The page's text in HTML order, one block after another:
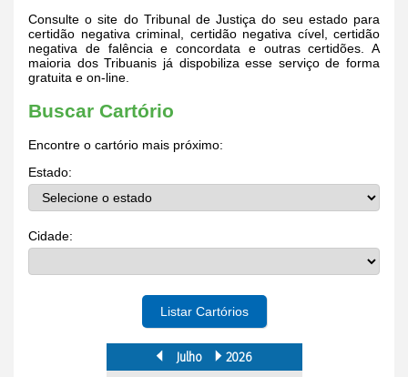
Consulte o site do Tribunal de Justiça do seu estado para
certidão negativa criminal, certidão negativa cível, certidão
negativa de falência e concordata e outras certidões. A
maioria dos Tribuanis já dispobiliza esse serviço de forma
gratuita e on-line.
Buscar Cartório
Encontre o cartório mais próximo:
Estado:
Cidade:
Listar Cartórios